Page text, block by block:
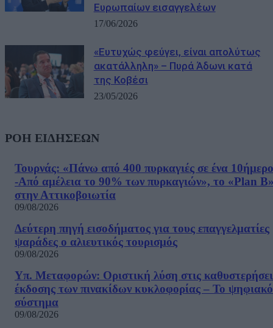
Ευρωπαίων εισαγγελέων
17/06/2026
«Ευτυχώς φεύγει, είναι απολύτως
ακατάλληλη» – Πυρά Άδωνι κατά
της Κοβέσι
23/05/2026
ΡΟΗ ΕΙΔΗΣΕΩΝ
Τουρνάς: «Πάνω από 400 πυρκαγιές σε ένα 10ήμερο
-Από αμέλεια το 90% των πυρκαγιών», το «Plan
στην Αττικοβοιωτία
09/08/2026
Δεύτερη πηγή εισοδήματος για τους επαγγελματίες
ψαράδες ο αλιευτικός τουρισμός
09/08/2026
Υπ. Μεταφορών: Οριστική λύση στις
έκδοσης των πινακίδων κυκλοφορίας – Το ψηφιακό
σύστημα
09/08/2026